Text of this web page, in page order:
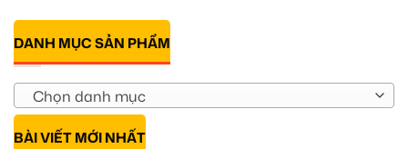
DANH MỤC SẢN PHẨM
Chọn danh mục
BÀI VIẾT MỚI NHẤT